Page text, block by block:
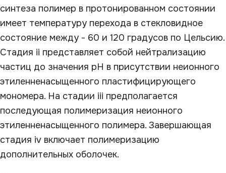
синтеза полимер в протонированном состоянии
имеет температуру перехода в стекловидное
состояние между - 60 и 120 градусов по Цельсию.
Стадия ii представляет собой нейтрализацию
частиц до значения рН в присутствии неионного
этиленненасыщенного пластифицирующего
мономера. На стадии iii предполагается
последующая полимеризация неионного
этиленненасыщенного полимера. Завершающая
стадия iv включает полимеризацию
дополнительных оболочек.